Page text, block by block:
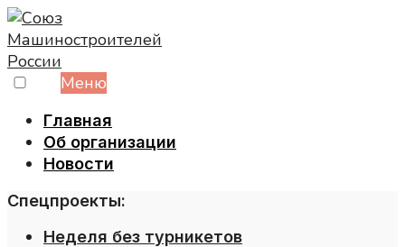
Skip
to
content
Меню
Главная
Об организации
Новости
Спецпроекты:
Неделя без турникетов